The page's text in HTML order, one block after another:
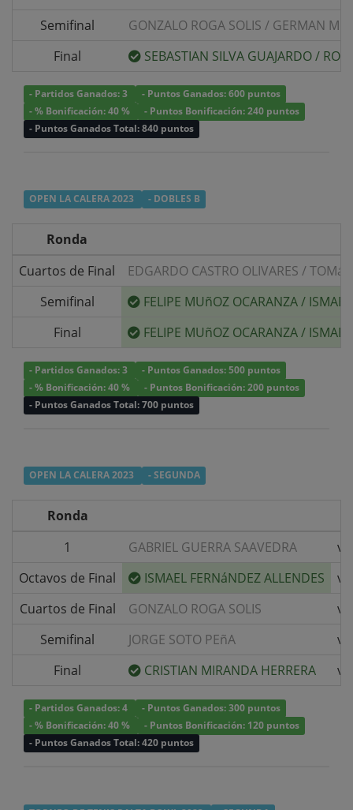
Semifinal
GONZALO ROGA SOLIS / GERMAN
Final
SEBASTIAN SILVA GUAJARDO/
- Partidos Ganados: 3
- Puntos Ganados: 600 puntos
- % Bonificación: 40 %
- Puntos Bonificación: 240 puntos
- Puntos Ganados Total: 840 puntos
OPEN LA CALERA 2023 - DOBLES B
Ronda
Cuartos de Final
EDGARDO CASTRO OLIVARES /TOMáS
Semifinal
FELIPE MUñOZ OCARANZA/
Final
FELIPE MUñOZ OCARANZA/
- Partidos Ganados: 3
- Puntos Ganados: 500 puntos
- % Bonificación: 40 %
- Puntos Bonificación: 200 puntos
- Puntos Ganados Total: 700 puntos
OPEN LA CALERA 2023 - SEGUNDA
Ronda
1
GABRIEL GUERRA SAAVEDRA
v/
Octavos de Final
ISMAEL FERNáNDEZ ALLENDES
v/
Cuartos de Final
GONZALO ROGA SOLIS
v/
Semifinal
JORGE SOTO PEñA
v/
Final
CRISTIAN MIRANDA HERRERA v/
- Partidos Ganados: 4
- Puntos Ganados: 300 puntos
- % Bonificación: 40 %
- Puntos Bonificación: 120 puntos
- Puntos Ganados Total: 420 puntos